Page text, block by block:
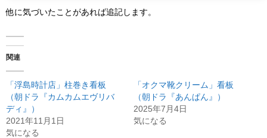
他に気づいたことがあれば追記します。
関連
「浮島時計店」柱巻き看板
（朝ドラ『カムカムエヴリバ
ディ』）
2021年11月1日
気になる
「オクマ靴クリーム」看板
（朝ドラ『あんぱん』）
2025年7月4日
気になる